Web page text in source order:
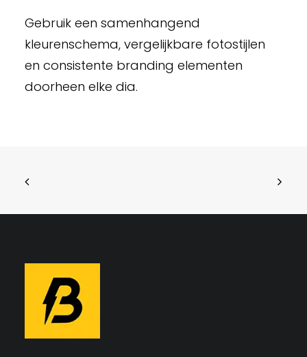
Gebruik een samenhangend
kleurenschema, vergelijkbare fotostijlen
en consistente branding elementen
doorheen elke dia.